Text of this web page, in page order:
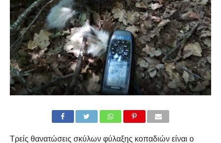
Τρείς θανατώσεις σκύλων φύλαξης κοπαδιών είναι ο